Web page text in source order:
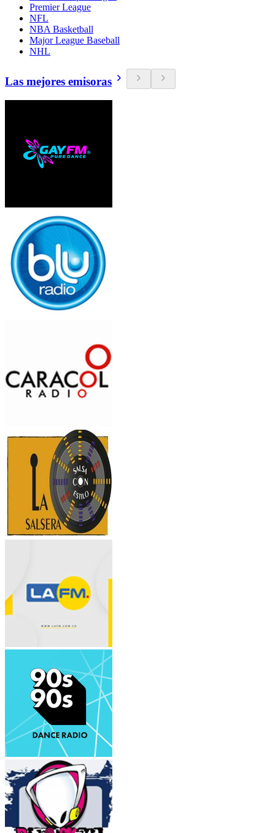
Premier League
NFL
NBA Basketball
Major League Baseball
NHL
Las mejores emisoras